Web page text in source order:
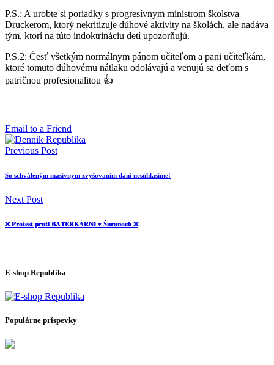
P.S.: A urobte si poriadky s progresívnym ministrom školstva
Druckerom, ktorý nekritizuje dúhové aktivity na školách, ale nadáva
tým, ktorí na túto indoktrináciu detí upozorňujú.
P.S.2: Česť všetkým normálnym pánom učiteľom a pani učiteľkám,
ktoré tomuto dúhovému nátlaku odolávajú a venujú sa deťom s
patričnou profesionalitou 👍
Email to a Friend
Previous Post
So schváleným masívnym zvyšovaním daní nesúhlasíme!
Next Post
❌ 𝐏𝐫𝐨𝐭𝐞𝐬𝐭 𝐩𝐫𝐨𝐭𝐢 𝐁𝐀𝐓𝐄𝐑𝐊Á𝐑𝐍𝐈 𝐯 Š𝐮𝐫𝐚𝐧𝐨𝐜𝐡 ❌
E-shop Republika
Populárne príspevky